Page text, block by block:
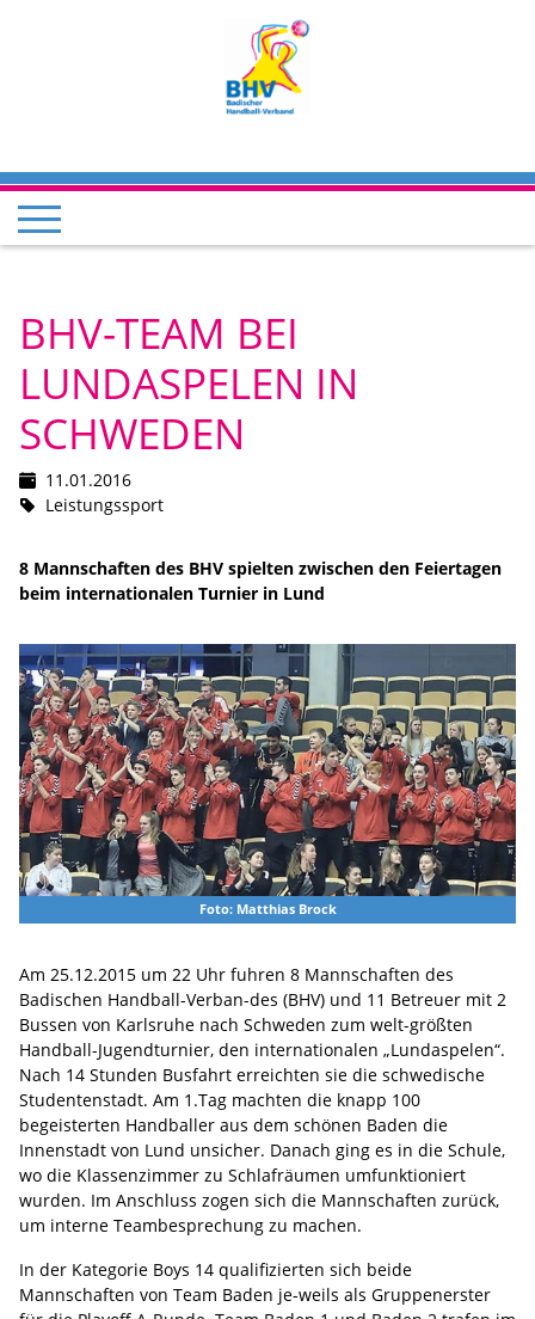
BHV-TEAM BEI
LUNDASPELEN IN
SCHWEDEN
11.01.2016
Leistungssport
8 Mannschaften des BHV spielten zwischen den Feiertagen
beim internationalen Turnier in Lund
Foto: Matthias Brock
Am 25.12.2015 um 22 Uhr fuhren 8 Mannschaften des
Badischen Handball-Verban-des (BHV) und 11 Betreuer mit 2
Bussen von Karlsruhe nach Schweden zum welt-größten
Handball-Jugendturnier, den internationalen „Lundaspelen“.
Nach 14 Stunden Busfahrt erreichten sie die schwedische
Studentenstadt. Am 1.Tag machten die knapp 100
begeisterten Handballer aus dem schönen Baden die
Innenstadt von Lund unsicher. Danach ging es in die Schule,
wo die Klassenzimmer zu Schlafräumen umfunktioniert
wurden. Im Anschluss zogen sich die Mannschaften zurück,
um interne Teambesprechung zu machen.
In der Kategorie Boys 14 qualifizierten sich beide
Mannschaften von Team Baden je-weils als Gruppenerster